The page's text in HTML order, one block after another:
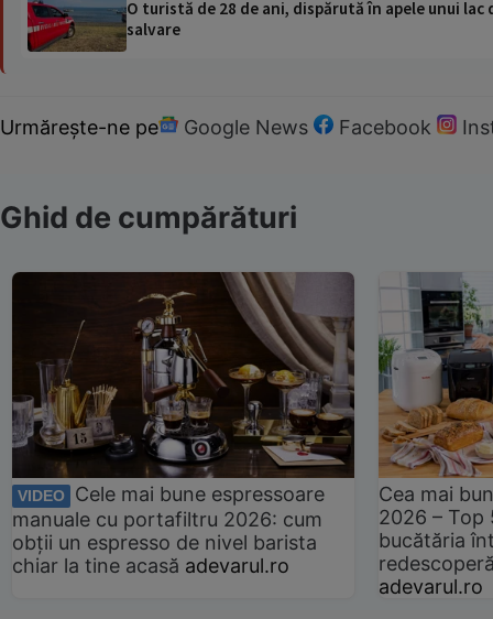
O turistă de 28 de ani, dispărută în apele unui
salvare
Urmărește-ne pe Google News Facebook
Ghid de cumpărături
VIDEO
Cele mai bune espressoare
manuale cu portafiltru 2026: cum
obții un espresso de nivel barista
chiar la tine acasă adevarul.ro
Cea mai
2026 –
bucătăria
adevarul.ro